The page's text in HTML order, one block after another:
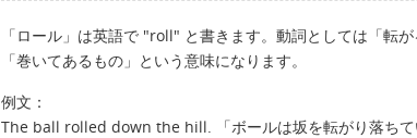
「ロール」は英語で "roll" と書きます。動詞としては「転
「巻いてあるもの」という意味になります。
例文：
The ball rolled down the hill. 「ボールは坂を転がり落ちて